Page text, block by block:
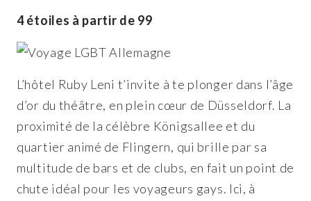
4 étoiles à partir de 99
L’hôtel Ruby Leni t’invite à te plonger dans l’âge
d’or du théâtre, en plein cœur de Düsseldorf. La
proximité de la célèbre Königsallee et du
quartier animé de Flingern, qui brille par sa
multitude de bars et de clubs, en fait un point de
chute idéal pour les voyageurs gays. Ici, à